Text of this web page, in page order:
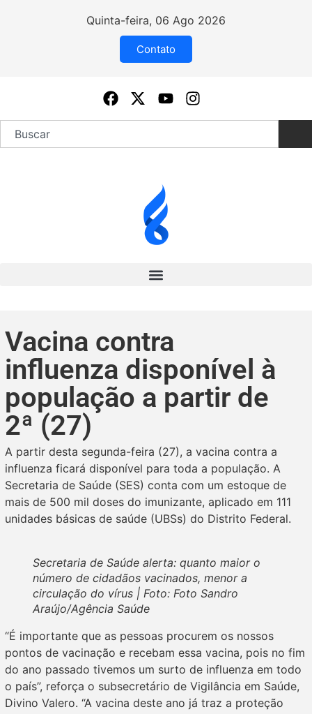
Quinta-feira, 06 Ago 2026
Contato
Vacina contra
influenza disponível à
população a partir de
2ª (27)
A partir desta segunda-feira (27), a vacina contra a
influenza ficará disponível para toda a população. A
Secretaria de Saúde (SES) conta com um estoque de
mais de 500 mil doses do imunizante, aplicado em 111
unidades básicas de saúde (UBSs) do Distrito Federal.
Secretaria de Saúde alerta: quanto maior o
número de cidadãos vacinados, menor a
circulação do vírus | Foto: Foto Sandro
Araújo/Agência Saúde
“É importante que as pessoas procurem os nossos
pontos de vacinação e recebam essa vacina, pois no fim
do ano passado tivemos um surto de influenza em todo
o país”, reforça o subsecretário de Vigilância em Saúde,
Divino Valero. “A vacina deste ano já traz a proteção